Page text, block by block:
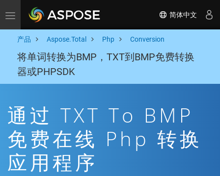
Toggle navigation 简体中文
产品 Aspose.Total Php Conversion
将单词转换为BMP，TXT到BMP免费转换
器或PHPSDK
通过 TXT To BMP
免费在线 Php 转换
应用程序